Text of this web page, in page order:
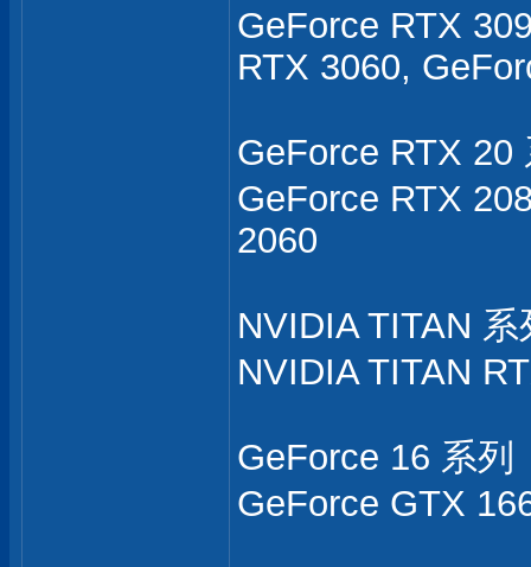
GeForce RTX
RTX 3060,
GeForce RTX 20
GeForce RTX
2060
NVIDIA TITAN 系
NVIDIA TITAN
GeForce 16 系列
GeForce GTX